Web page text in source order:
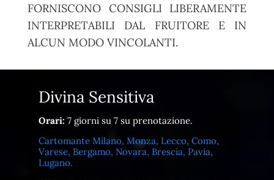
FORNISCONO CONSIGLI LIBERAMENTE
INTERPRETABILI DAL FRUITORE E IN
ALCUN MODO VINCOLANTI.
Divina Sensitiva
Orari: 7 giorni su 7 su prenotazione.
Cartomante Milano, Monza, Lecco, Como,
Varese, Bergamo, Novara, Brescia, Pavia,
Lugano.